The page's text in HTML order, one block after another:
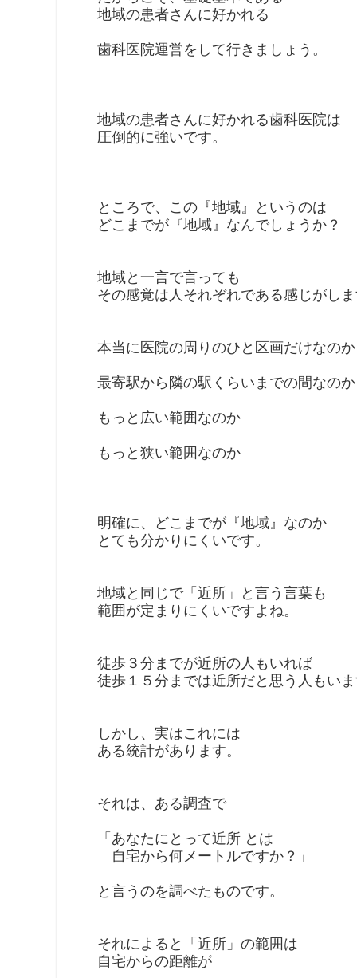
地域の患者さんに好かれる
歯科医院運営をして行きましょう。
地域の患者さんに好かれる歯科医院は
圧倒的に強いです。
ところで、この『地域』というのは
どこまでが『地域』なんでしょうか？
地域と一言で言っても
その感覚は人それぞれである感じが し
本当に医院の周りのひと区画だけなのか
最寄駅から隣の駅くらいまでの間なのか
もっと広い範囲なのか
もっと狭い範囲なのか
明確に、どこまでが『地域』 なのか
とても分かりにくいです。
地域と同じで「近所」と言う言葉も
範囲が定まりにくいですよね。
徒歩３分までが近所の人もいれば
徒歩１５分までは近所だと思う人も い
しかし、実はこれには
ある統計があります。
それは、ある調査で
「あなたにとって近所 とは
自宅から何メートルですか？」
と言うのを調べたものです。
それによると「近所」の範囲は
自宅からの距離が